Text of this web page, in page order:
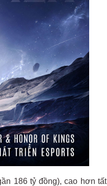
186 tỷ đồng), cao hơn tất